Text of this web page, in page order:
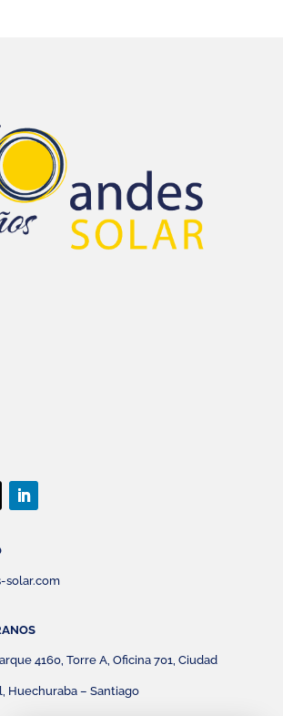
solar.com
4160, Torre A, Oficina 701, Ciudad
Huechuraba – Santiago